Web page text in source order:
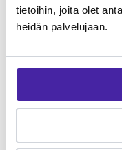
tietoihin, joita olet
heidän palvelujaan.
Mitä tutkimusdata
Kennelliitto
12–14 v
FCI
Hundeo